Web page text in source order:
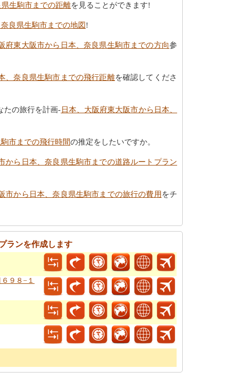
生駒市までの距離を見ることができます!
良県生駒市までの地図!
府東大阪市から日本、奈良県生駒市までの方向参
、奈良県生駒市までの飛行距離を確認してくださ
たの旅行を計画-日本、大阪府東大阪市から日本、
市までの飛行時間の推定をしたいですか。
から日本、奈良県生駒市までの道路ルートプラン
市から日本、奈良県生駒市までの旅行の費用をチ
ランを作成します
９８−１